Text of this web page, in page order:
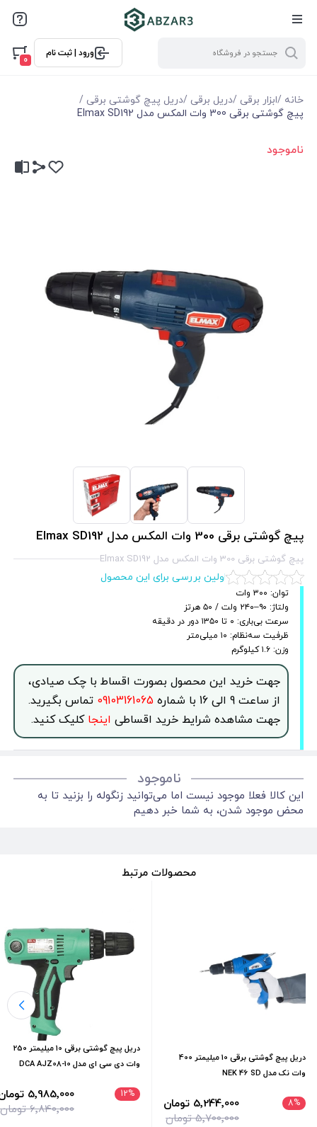
ورود | ثبت نام
0
خانه /ابزار برقی /دریل برقی /دریل پیچ گوشتی برقی /
پیچ گوشتی برقی 300 وات المکس مدل Elmax SD192
ناموجود
پیچ گوشتی برقی 300 وات المکس مدل Elmax SD192
پیچ گوشتی برقی 300 وات المکس مدل Elmax SD192
اولین بررسی برای این محصول
توان: ۳۰۰ وات
ولتاژ: ۹۰–۲۴۰ ولت / ۵۰ هرتز
سرعت بی‌باری: ۰ تا ۱۳۵۰ دور در دقیقه
ظرفیت سه‌نظام: ۱۰ میلی‌متر
وزن: ۱.۶ کیلوگرم
جهت خرید این محصول بصورت اقساط با چک صیادی،
از ساعت 9 الی 16 با شماره
09103161065 تماس بگیرید.
جهت مشاهده شرایط خرید اقساطی اینجاکلیک کنید.
ناموجود
این کالا فعلا موجود نیست اما می‌توانید زنگوله را بزنید تا به
محض موجود شدن، به شما خبر دهیم
محصولات مرتبط
دریل پیچ گوشتی برقی 10 میلیمتر 400
وات نک مدل NEK 46 SD
8%
5٬700٬000 تومان
5٬244٬000 تومان
دریل پیچ گوشتی برقی 10 میلیمتر 250
وات دی سی ای مدل DCA AJZ08-10
12%
6٬840٬000 تومان
5٬985٬000 تومان